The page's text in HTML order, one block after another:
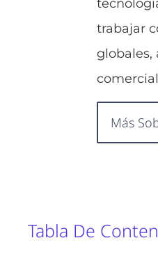
trabajar
globales,
Más
Tabla De